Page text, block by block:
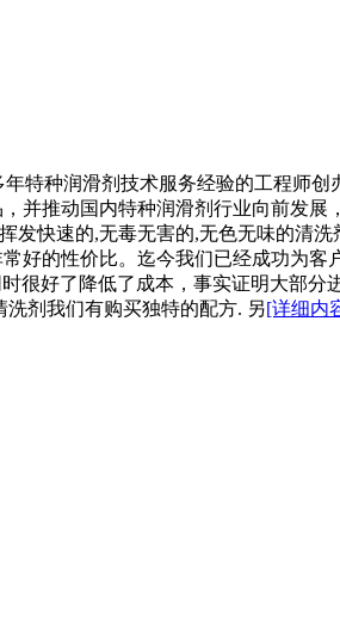
种润滑剂技术服务经验的工程师
并推动国内特种润滑剂行业向前发
快速的,无毒无害的,无色无味的清
的性价比。迄今我们已经成功为
很好了降低了成本，事实证明大部
剂我们有购买独特的配方. 另[详细内